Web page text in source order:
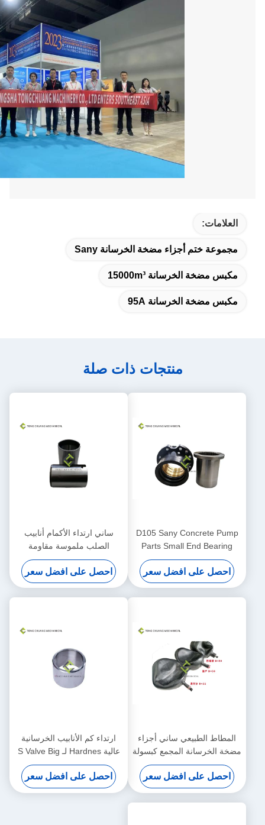
العلامات:
مجموعة ختم أجزاء مضخة الخرسانة Sany
مكبس مضخة الخرسانة 15000m³
مكبس مضخة الخرسانة 95A
منتجات ذات صلة
D105 Sany Concrete Pump
Parts Small End Bearing
Block Assembly
احصل على افضل سعر
ساني ارتداء الأكمام أنابيب
الصلب ملموسة مقاومة
للخرسانة
احصل على افضل سعر
المطاط الطبيعي ساني أجزاء
مضخة الخرسانة المجمع كبسولة
احصل على افضل سعر
ارتداء كم الأنابيب الخرسانية
عالية Hardnes لـ S Valve Big
End
احصل على افضل سعر